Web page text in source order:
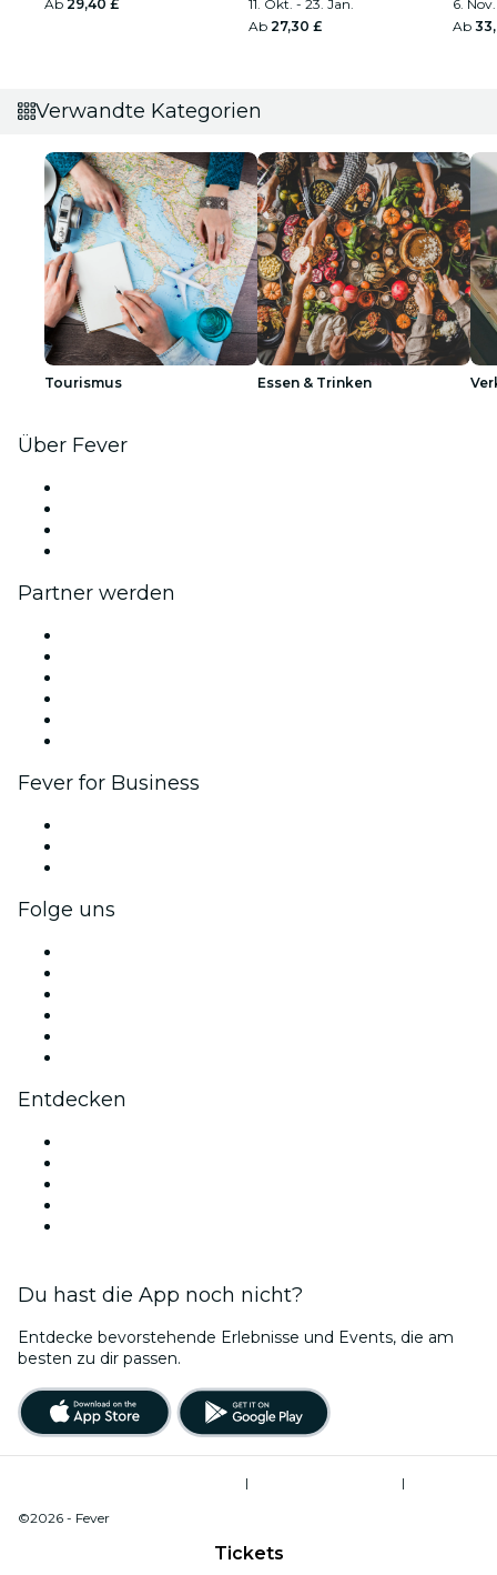
Tickets
Ab 29,40 £
11. Okt. - 23. Jan.
Ab 27,30 £
6.
Ab
Verwandte Kategorien
Tourismus Essen & Trinken
Über Fever
Partner werden
Fever for Business
Folge uns
Entdecken
Du hast die App noch nicht?
Entdecke bevorstehende Erlebnisse und Events, die am
besten zu dir passen.
|
|
©2026 - Fever